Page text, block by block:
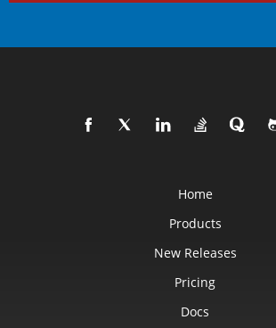
Home
Products
New Releases
Pricing
Docs